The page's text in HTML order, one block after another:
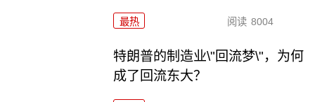
最热 阅读 8004
特朗普的制造业\"回流梦\"，为何
成了回流东大？